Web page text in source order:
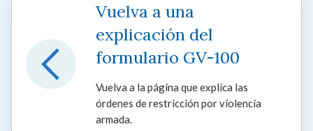
Vuelva a una
explicación del
formulario GV-100
Vuelva a la página que explica las
órdenes de restricción por violencia
armada.